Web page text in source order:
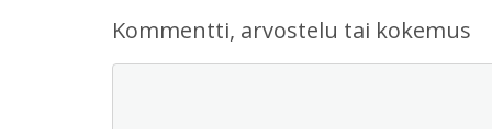
Kommentti, arvostelu tai kokemus